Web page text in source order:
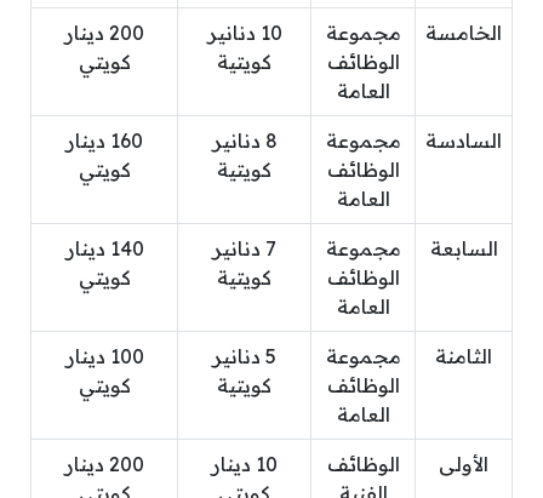
الخامسة
مجموعة
الوظائف
العامة
10 دنانير
كويتية
200 دينار
كويتي
السادسة
مجموعة
الوظائف
العامة
8 دنانير
كويتية
160 دينار
كويتي
السابعة
مجموعة
الوظائف
العامة
7 دنانير
كويتية
140 دينار
كويتي
الثامنة
مجموعة
الوظائف
العامة
5 دنانير
كويتية
100 دينار
كويتي
الأولى
الوظائف
10 دينار
200 دينار